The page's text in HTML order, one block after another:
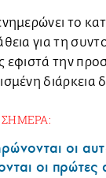
το
για τη
την
διάρκεια
ΣΗΜΕΡΑ:
οι
οι πρώτες